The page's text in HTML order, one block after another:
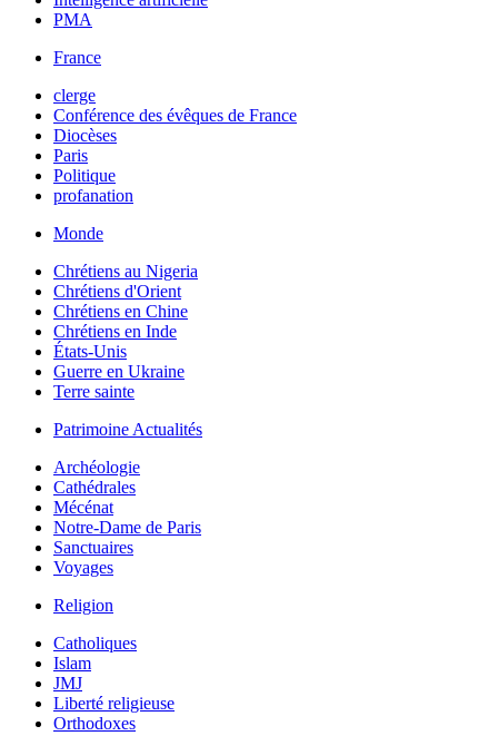
PMA
France
clerge
Conférence des évêques de France
Diocèses
Paris
Politique
profanation
Monde
Chrétiens au Nigeria
Chrétiens d'Orient
Chrétiens en Chine
Chrétiens en Inde
États-Unis
Guerre en Ukraine
Terre sainte
Patrimoine Actualités
Archéologie
Cathédrales
Mécénat
Notre-Dame de Paris
Sanctuaires
Voyages
Religion
Catholiques
Islam
JMJ
Liberté religieuse
Orthodoxes